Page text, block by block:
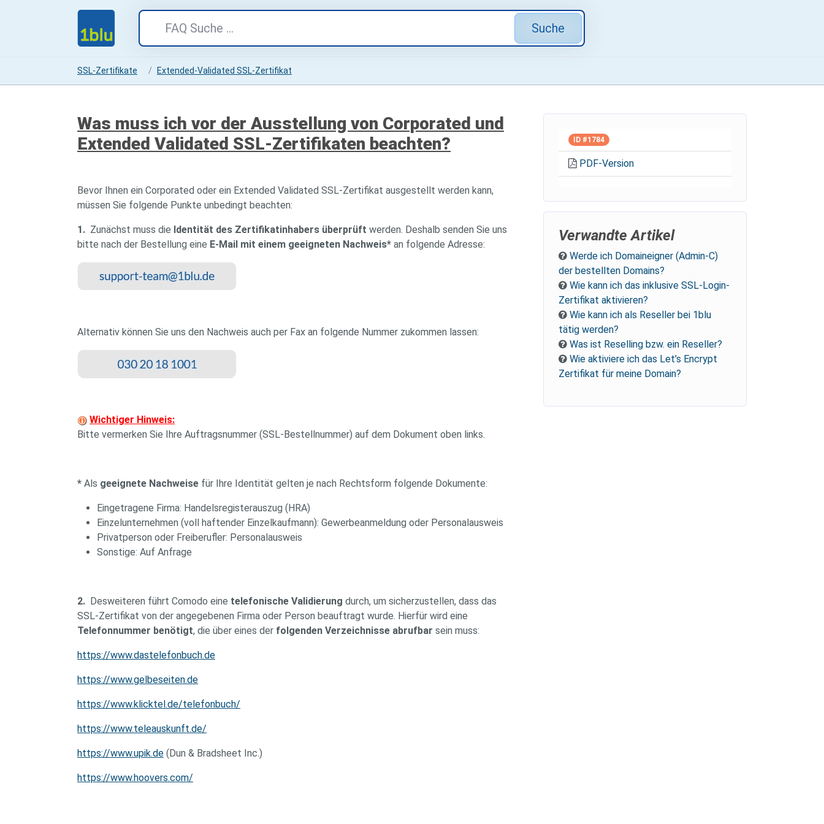
Suche
SSL-Zertifikate Extended-Validated SSL-Zertifikat
Was muss ich vor der Ausstellung von Corporated und
Extended Validated SSL-Zertifikaten beachten?
Bevor Ihnen ein Corporated oder ein Extended Validated SSL-Zertifikat ausgestellt werden kann,
müssen Sie folgende Punkte unbedingt beachten:
1. Zunächst muss die Identität des Zertifikatinhabers überprüft werden. Deshalb senden Sie uns
bitte nach der Bestellung eine E-Mail mit einem geeigneten Nachweis* an folgende Adresse:
Alternativ können Sie uns den Nachweis auch per Fax an folgende Nummer zukommen lassen:
Wichtiger Hinweis:
Bitte vermerken Sie Ihre Auftragsnummer (SSL-Bestellnummer) auf dem Dokument oben links.
* Als geeignete Nachweise für Ihre Identität gelten je nach Rechtsform folgende Dokumente:
Eingetragene Firma: Handelsregisterauszug (HRA)
Einzelunternehmen (voll haftender Einzelkaufmann): Gewerbeanmeldung oder Personalausweis
Privatperson oder Freiberufler: Personalausweis
Sonstige: Auf Anfrage
2. Desweiteren führt Comodo eine telefonische Validierung durch, um sicherzustellen, dass das
SSL-Zertifikat von der angegebenen Firma oder Person beauftragt wurde. Hierfür wird eine
Telefonnummer benötigt, die über eines der folgenden Verzeichnisse abrufbar sein muss:
https://www.dastelefonbuch.de
https://www.gelbeseiten.de
https://www.klicktel.de/telefonbuch/
https://www.teleauskunft.de/
https://www.upik.de (Dun & Bradsheet Inc.)
https://www.hoovers.com/
ID #1784
PDF-Version
Verwandte Artikel
Werde ich Domaineigner (Admin-C)
der bestellten Domains?
Wie kann ich das inklusive SSL-Login-
Zertifikat aktivieren?
Wie kann ich als Reseller bei 1blu
tätig werden?
Was ist Reselling bzw. ein Reseller?
Wie aktiviere ich das Let’s Encrypt
Zertifikat für meine Domain?